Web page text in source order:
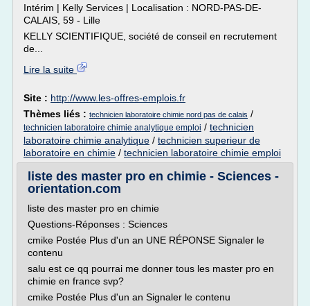
Intérim | Kelly Services | Localisation : NORD-PAS-DE-
CALAIS, 59 - Lille
KELLY SCIENTIFIQUE, société de conseil en recrutement
de...
Lire la suite
Site : http://www.les-offres-emplois.fr
Thèmes liés : technicien laboratoire chimie nord pas de calais /
technicien laboratoire chimie analytique emploi / technicien
laboratoire chimie analytique / technicien superieur de
laboratoire en chimie / technicien laboratoire chimie emploi
liste des master pro en chimie - Sciences -
orientation.com
liste des master pro en chimie
Questions-Réponses : Sciences
cmike Postée Plus d'un an UNE RÉPONSE Signaler le
contenu
salu est ce qq pourrai me donner tous les master pro en
chimie en france svp?
cmike Postée Plus d'un an Signaler le contenu